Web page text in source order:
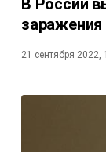
В России
заражения
21 сентября 2022,